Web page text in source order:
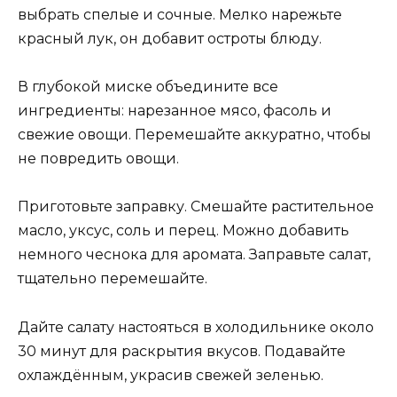
выбрать спелые и сочные. Мелко нарежьте
красный лук, он добавит остроты блюду.
В глубокой миске объедините все
ингредиенты: нарезанное мясо, фасоль и
свежие овощи. Перемешайте аккуратно, чтобы
не повредить овощи.
Приготовьте заправку. Смешайте растительное
масло, уксус, соль и перец. Можно добавить
немного чеснока для аромата. Заправьте салат,
тщательно перемешайте.
Дайте салату настояться в холодильнике около
30 минут для раскрытия вкусов. Подавайте
охлаждённым, украсив свежей зеленью.